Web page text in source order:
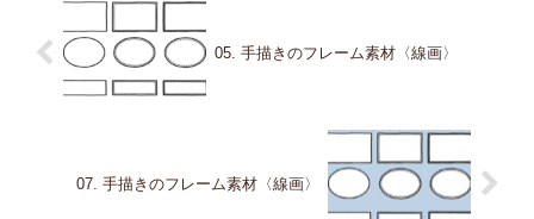
05. 手描きのフレーム素材〈線画〉
07. 手描きのフレーム素材〈線画〉